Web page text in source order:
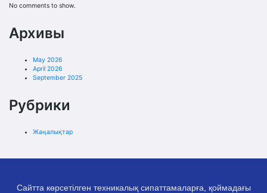
No comments to show.
Архивы
May 2026
April 2026
September 2025
Рубрики
Жаңалықтар
Сайтта көрсетілген техникалық сипаттамаларға, қоймадағы